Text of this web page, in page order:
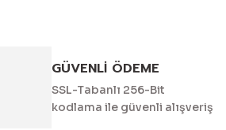
GÜVENLİ ÖDEME
SSL-Tabanlı 256-Bit
kodlama ile güvenli alışveriş